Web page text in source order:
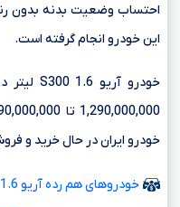
احتساب وضعیت بدنه بدون
این خودرو انجام گرفته است.
خودرو ایران در حال خرید و
خودروهای هم رده آریو S300 1.6 لیتر دنده ای مدل 95